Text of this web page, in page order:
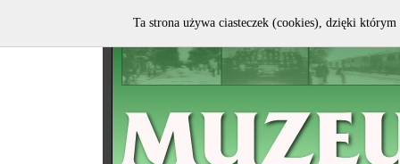
Ta strona używa ciasteczek (cookies), dzięki